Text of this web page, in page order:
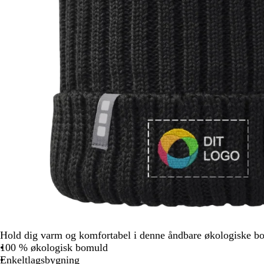
Hold dig varm og komfortabel i denne åndbare økologiske
100 % økologisk bomuld
Enkeltlagsbygning